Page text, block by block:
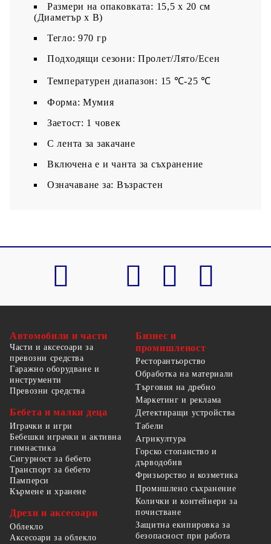
Размери на опаковката: 15,5 x 20 см
(Диаметър x В)
Тегло: 970 гр
Подходящи сезони: Пролет/Лято/Есен
Температурен диапазон: 15 ℃-25 ℃
Форма: Мумия
Заетост: 1 човек
С лента за закачане
Включена е и чанта за съхранение
Означаване за: Възрастен
Автомобили и части
Части и аксесоари за
превозни средства
Гаражно оборудване и
инструменти
Превозни средства
Бебета и малки деца
Играчки и игри
Бебешки играчки и активна
гимнастика
Сигурност за бебето
Транспорт за бебето
Памперси
Кърмене и хранене
Дрехи и аксесоари
Облекло
Аксесоари за облекло
Бизнес и
промишленост
Ресторантьорство
Обработка на материали
Търговия на дребно
Маркетинг и реклама
Детектиращи устройства
Табели
Агрикултура
Горско стопанство и
дърводобив
Фризьорство и козметика
Промишлено съхранение
Колички и контейнери за
почистване
Защитна екипировка за
безопасност при работа